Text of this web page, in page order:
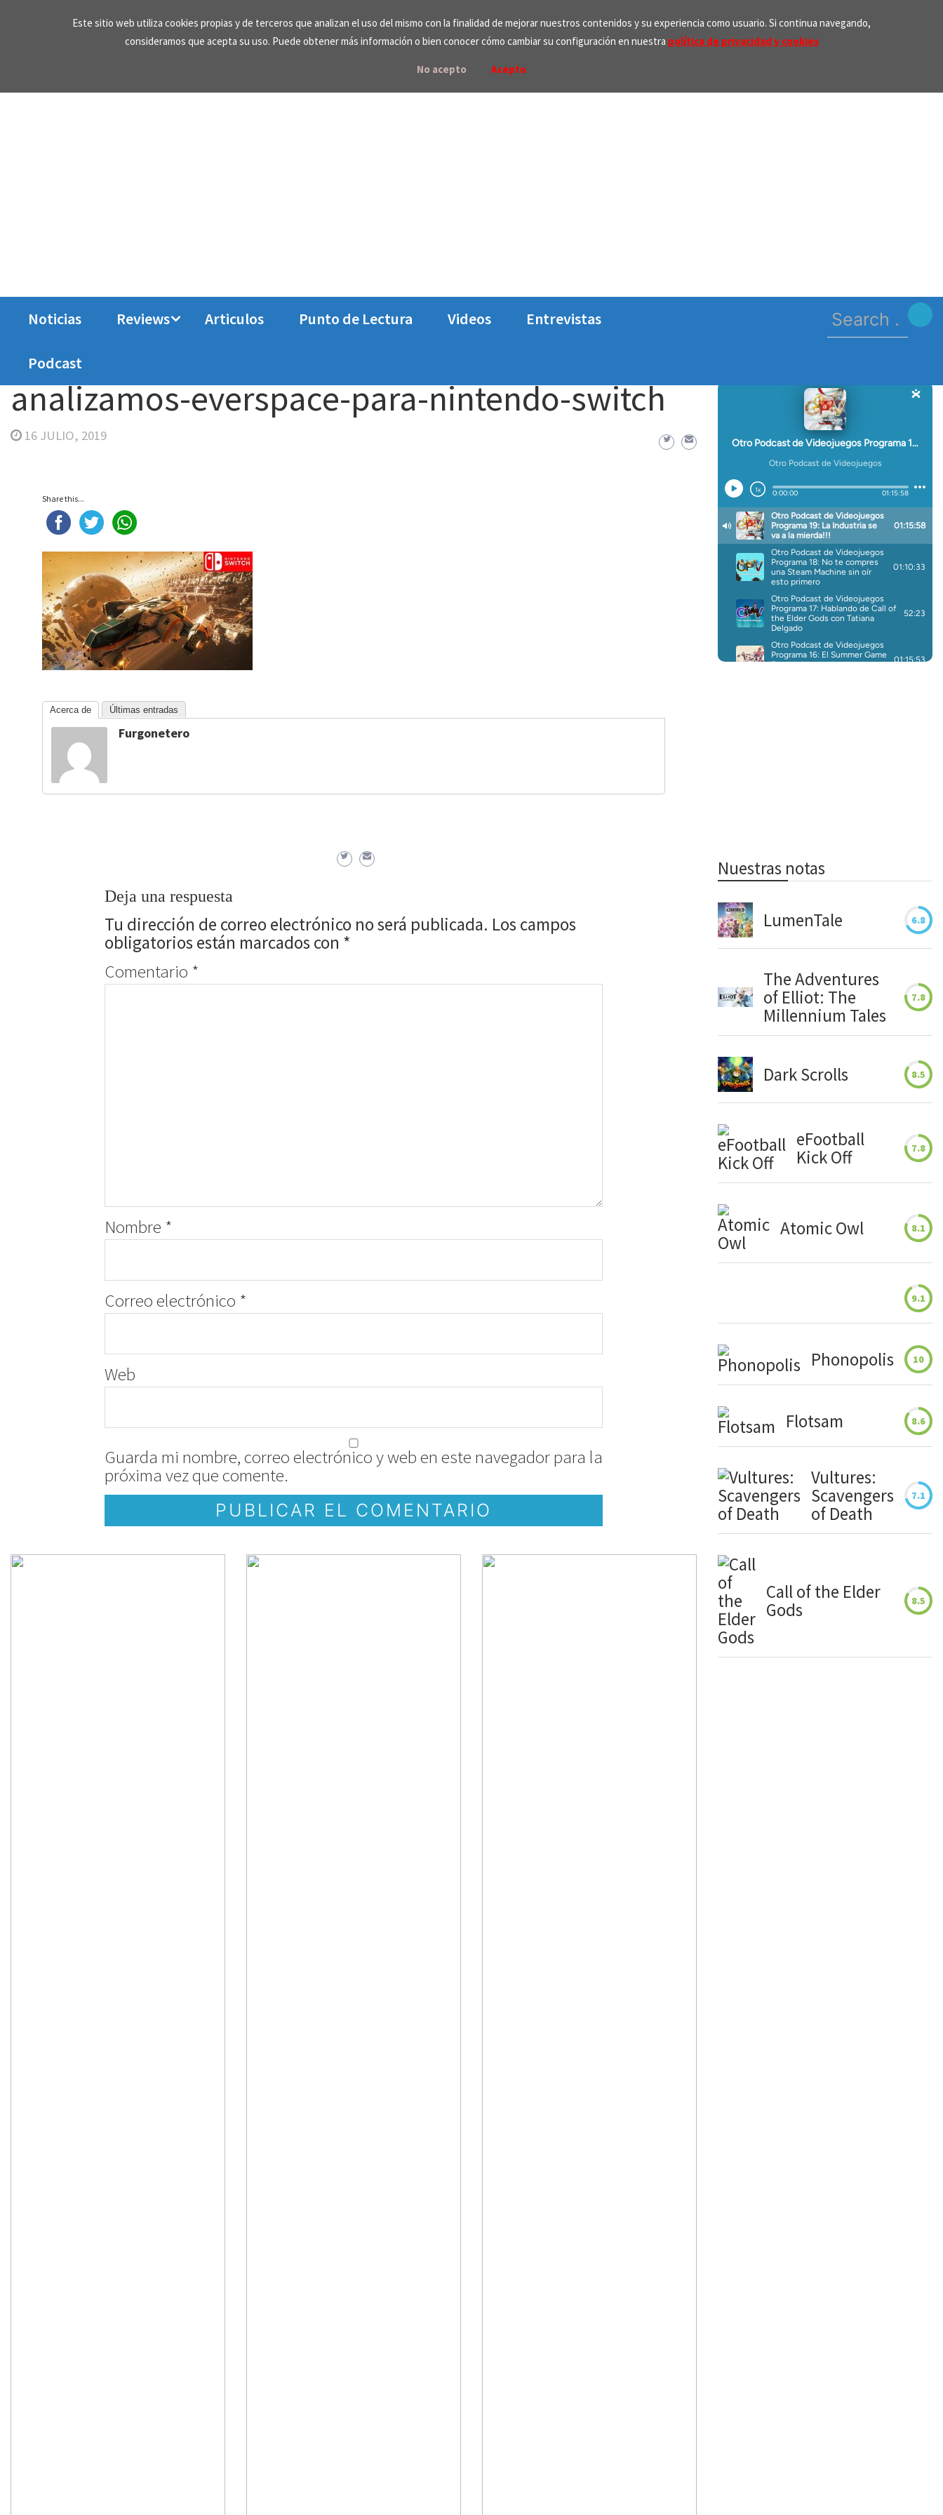
Este sitio web utiliza cookies propias y de terceros que analizan el uso del mismo con la finalidad de mejorar nuestros contenidos y su experiencia como usuario. Si continua navegando,
consideramos que acepta su uso. Puede obtener más información o bien conocer cómo cambiar su configuración en nuestra política de privacidad y cookies
No acepto Acepto
Noticias Reviews Articulos Punto de Lectura Videos Entrevistas
Podcast
Search
for:
analizamos-everspace-para-nintendo-switch
16 JULIO, 2019
Share this...
Acerca de Últimas entradas
Furgonetero
Deja una respuesta
Tu dirección de correo electrónico no será publicada. Los campos
obligatorios están marcados con *
Comentario *
Nombre *
Correo electrónico *
Web
Guarda mi nombre, correo electrónico y web en este navegador para la
próxima vez que comente.
Nuestras notas
LumenTale 6.8
The Adventures
of Elliot: The
Millennium Tales
7.8
Dark Scrolls 8.5
eFootball
Kick Off
7.8
Atomic Owl 8.1
9.1
Phonopolis 10
Flotsam 8.6
Vultures:
Scavengers
of Death
7.1
Call of the Elder
Gods
8.5